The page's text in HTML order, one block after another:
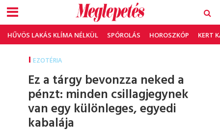
HŰVÖS LAKÁS KLÍMA NÉLKÜL SPÓROLÁS HOROSZKÓP KERT
EZOTÉRIA
Ez a tárgy bevonzza neked a
pénzt: minden csillagjegynek
van egy különleges, egyedi
kabalája